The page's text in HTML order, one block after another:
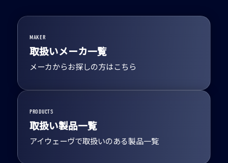
MAKER
取扱いメーカ一覧
メーカからお探しの方はこちら
PRODUCTS
取扱い製品一覧
アイウェーヴで取扱いのある製品一覧